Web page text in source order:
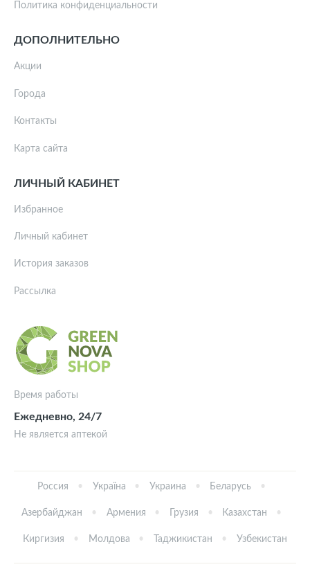
Время работы
Ежедневно, 24/7
Не является аптекой
Политика конфиденциальности
ДОПОЛНИТЕЛЬНО
Акции
Города
Контакты
Карта сайта
ЛИЧНЫЙ КАБИНЕТ
Избранное
Личный кабинет
История заказов
Рассылка
Россия Україна Украина Беларусь
Азербайджан Армения Грузия Казахстан
Киргизия Молдова Таджикистан Узбекистан